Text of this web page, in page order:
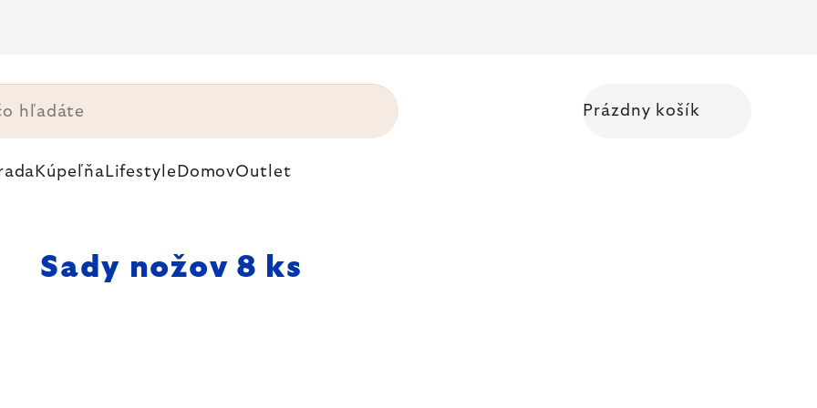
Prázdny košík
Kúpeľňa Lifestyle DomovOutlet
Sady nožov 8 ks